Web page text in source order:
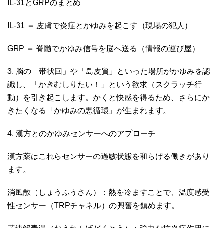
IL-31とGRPのまとめ
IL-31 ＝ 皮膚で炎症とかゆみを起こす（現場の犯人）
GRP ＝ 脊髄でかゆみ信号を脳へ送る（情報の運び屋）
3. 脳の「帯状回」や「島皮質」といった場所がかゆみを認
識し、「かきむしりたい！」という欲求（スクラッチ行
動）を引き起こします。かくと快感を得るため、さらにか
きたくなる「かゆみの悪循環」が生まれます。
4. 漢方とのかゆみセンサーへのアプローチ
漢方薬はこれらセンサーの過敏状態を和らげる働きがあり
ます。
消風散（しょうふうさん）：熱を冷ますことで、温度感受
性センサー（TRPチャネル）の興奮を鎮めます。